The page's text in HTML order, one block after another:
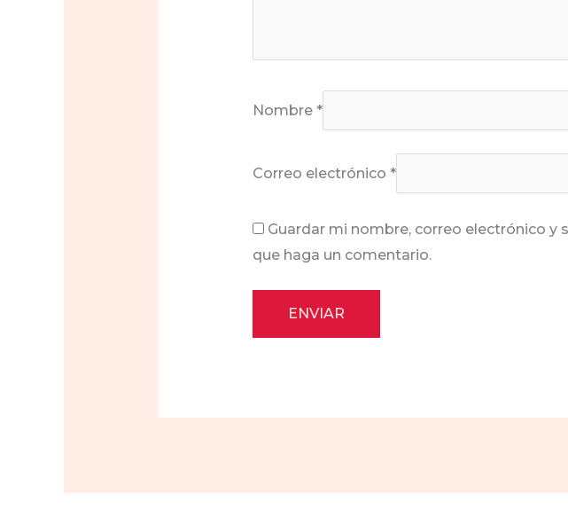
Nombre *
Correo electrónico *
Guardar mi nombre, correo electrónico y
que haga un comentario.